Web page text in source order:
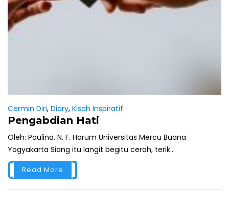
Cermin Diri, Diary, Kisah Inspiratif
Pengabdian Hati
Oleh: Paulina. N. F. Harum Universitas Mercu Buana
Yogyakarta Siang itu langit begitu cerah, terik...
Read More